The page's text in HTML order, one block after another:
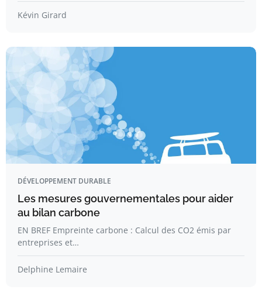
Kévin Girard
DÉVELOPPEMENT DURABLE
Les mesures gouvernementales pour aider
au bilan carbone
EN BREF Empreinte carbone : Calcul des CO2 émis par
entreprises et…
Delphine Lemaire